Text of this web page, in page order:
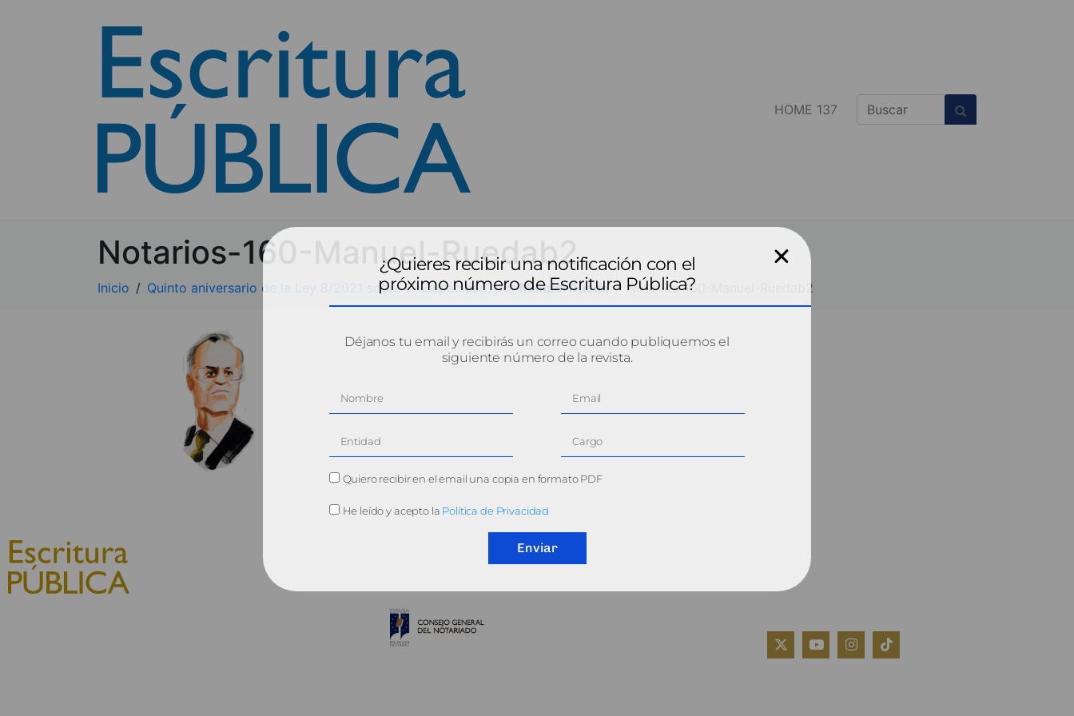
HOME 137
Notarios-160-Manuel-Ruedab2
Inicio Quinto aniversario de la Ley 8/2021 sobre Discapacidad, porManuel Rueda Notarios-160-Manuel-Ruedab2
POLÍTICA DE COOKIES
¿Quieres recibir una notificación con el
próximo número de Escritura Pública?
Déjanos tu email y recibirás un correo cuando publiquemos el
siguiente número de la revista.
Quiero recibir en el email una copia en formato PDF
He leído y acepto la Política de Privacidad
Enviar